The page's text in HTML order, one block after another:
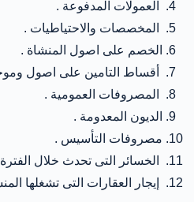
العمولات المدفوعة .
المخصصات والاحتياطيات .
الخصم على اصول المنشاة .
أقساط التامين على اصول
المصروفات العمومية .
الديون المعدومة .
مصروفات التأسيس .
الخسائر التى تحدث خلال الفترة
إيجار العقارات التى تشغلها